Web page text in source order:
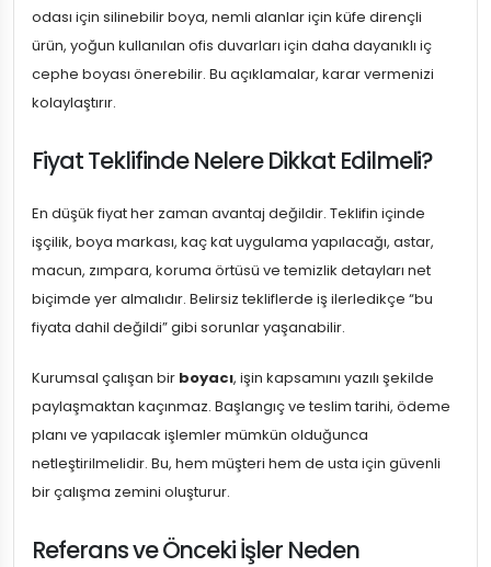
odası için silinebilir boya, nemli alanlar için küfe dirençli
ürün, yoğun kullanılan ofis duvarları için daha dayanıklı iç
cephe boyası önerebilir. Bu açıklamalar, karar vermenizi
kolaylaştırır.
Fiyat Teklifinde Nelere Dikkat Edilmeli?
En düşük fiyat her zaman avantaj değildir. Teklifin içinde
işçilik, boya markası, kaç kat uygulama yapılacağı, astar,
macun, zımpara, koruma örtüsü ve temizlik detayları net
biçimde yer almalıdır. Belirsiz tekliflerde iş ilerledikçe “bu
fiyata dahil değildi” gibi sorunlar yaşanabilir.
Kurumsal çalışan bir boyacı, işin kapsamını yazılı şekilde
paylaşmaktan kaçınmaz. Başlangıç ve teslim tarihi, ödeme
planı ve yapılacak işlemler mümkün olduğunca
netleştirilmelidir. Bu, hem müşteri hem de usta için güvenli
bir çalışma zemini oluşturur.
Referans ve Önceki İşler Neden